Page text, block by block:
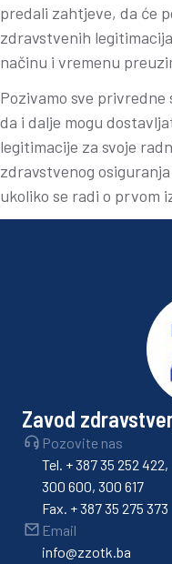
predali zahtjeve, da će
zdravstvenih
načinu i vremenu
Pozivamo sve
da i dalje mogu
legitimacije za svoje
zdravstvenog
ukoliko se radi o prvom
Zavod
Pozovite nas
Tel. + 387 35 252 422,
300 600, 300 617
Fax. + 387 35 275 373
Email
info@zzotk.ba